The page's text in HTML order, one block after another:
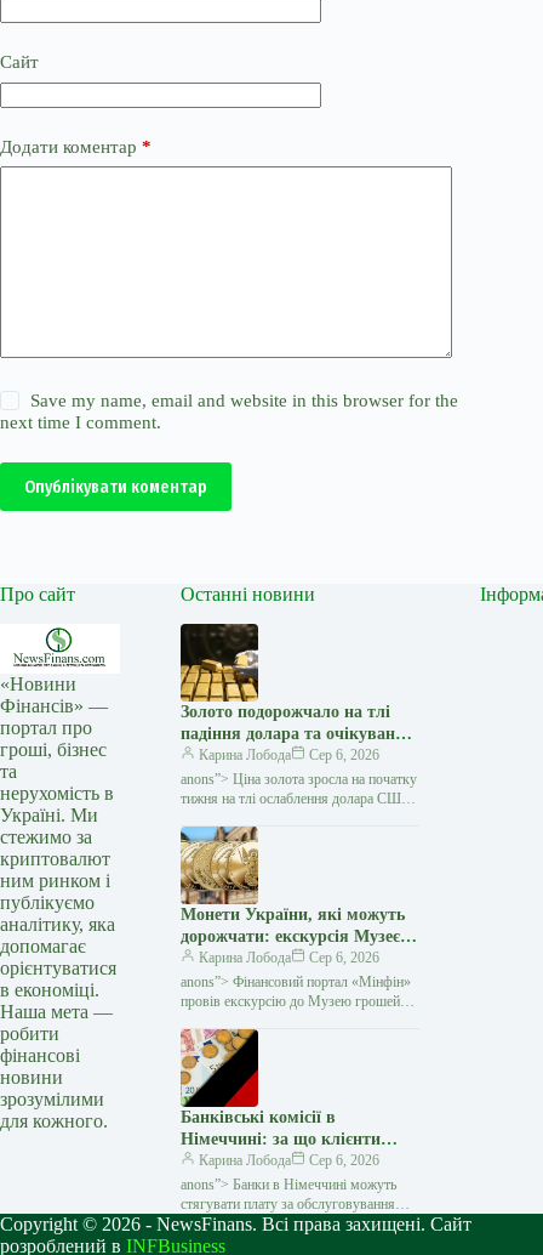
Сайт
Додати коментар *
Save my name, email and website in this browser for the
next time I comment.
Опублікувати коментар
Про сайт
«Новини
Фінансів» —
портал про
гроші, бізнес
та
нерухомість в
Україні. Ми
стежимо за
криптовалют
ним ринком і
публікуємо
аналітику, яка
допомагає
орієнтуватися
в економіці.
Наша мета —
робити
фінансові
новини
зрозумілими
для кожного.
Останні новини
Золото подорожчало на тлі
падіння долара та очікувань
переговорів США з Іраном —
Мінфін
Карина Лобода
Сер 6, 2026
anons”> Ціна золота зросла на початку
тижня на тлі ослаблення долара США
витка інфляції. Як повідомляє Reuters,
ринок…
Монети України, які можуть
дорожчати: екскурсія Музеєм
грошей НБУ (відео) — Мінфін
Карина Лобода
Сер 6, 2026
anons”> Фінансовий портал «Мінфін»
провів екскурсію до Музею грошей
відомим українським нумізматом
Андрієм
Банківські комісії в
Німеччині: за що клієнти
переплачують і як цього
уникнути — Мінфін
Карина Лобода
Сер 6, 2026
anons”> Банки в Німеччині можуть
стягувати плату за обслуговування
рахунків, перекази та інші послуги, але
не всі зміни тарифів є законними.
Copyright © 2026 - NewsFinans. Всі права захищені. Сайт
розроблений в INFBusiness